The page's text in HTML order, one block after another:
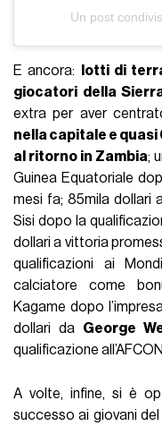
Un post
E ancora:
lotti di
giocatori della
extra per aver
nella capitale e quasi
al ritorno in Zambia;
Guinea Equatoriale
mesi fa; 85mila dollari
Sisi dopo la
dollari a vittoria
qualificazioni ai
calciatore come
Kagame dopo
dollari da George
qualificazione
A volte, infine, si è
successo ai giovani